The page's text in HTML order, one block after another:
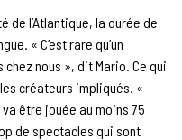
de l’Atlantique, la durée de
« C’est rare qu’un
nous », dit Mario. Ce qui
créateurs impliqués. «
être jouée au moins 75
de spectacles qui sont